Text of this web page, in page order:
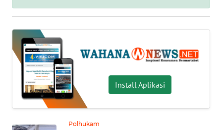
Install Aplikasi
Polhukam
UTAMA
SERBA-
SERBI
PERISTIWA
TOKOH